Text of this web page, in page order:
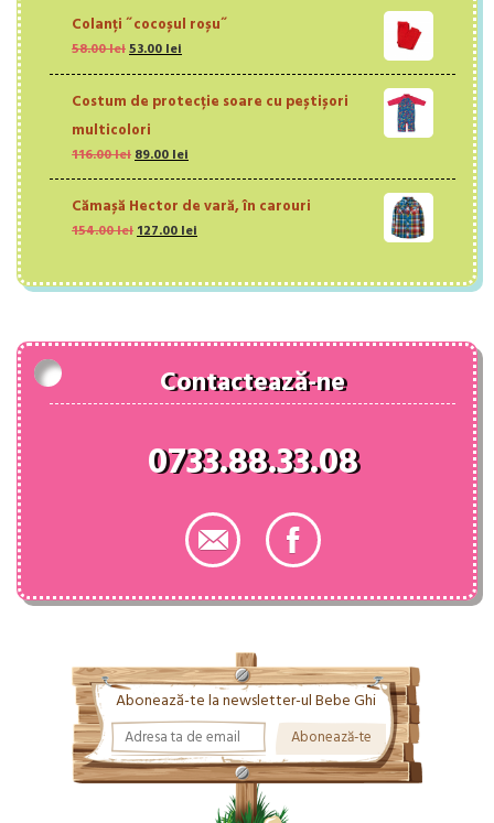
fost:
110.00 lei.
92.00 lei.
Colanți ˝cocoșul roșu˝
58.00leiPrețul
fost:
58.00 lei.
53.00lei
53.00 lei.
Costum de protecție soare cu peștișori
multicolori
116.00lei Prețul
inițial
fost:
116.00 lei.
89.00lei
curent
89.00 lei.
Cămașă Hector de vară, în carouri
154.00lei Prețul
fost:
127.00lei
127.00 lei.
Contactează-ne
0733.88.33.08
Abonează-te la newsletter-ul Bebe Ghi